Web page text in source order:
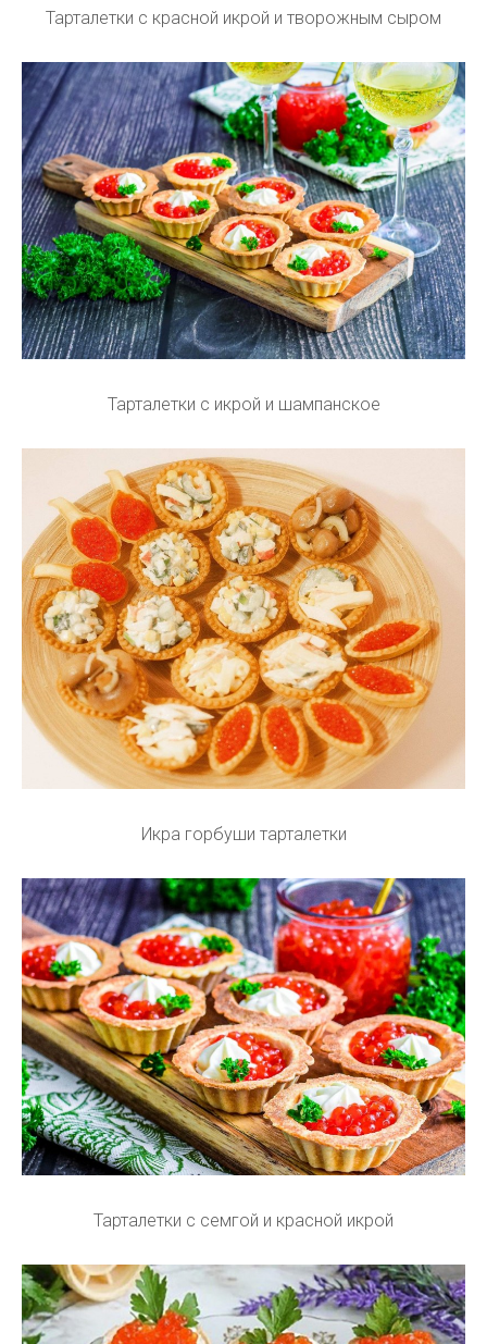
Тарталетки с красной икрой и творожным сыром
Тарталетки с икрой и шампанское
Икра горбуши тарталетки
Тарталетки с семгой и красной икрой